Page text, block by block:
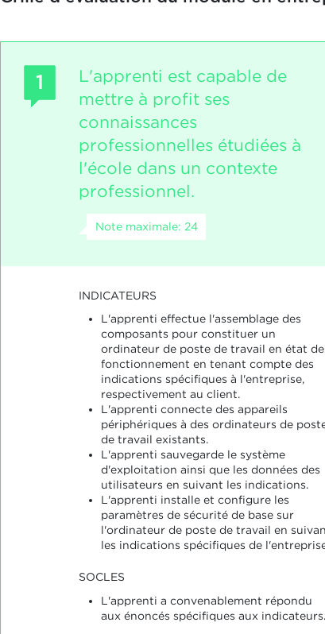
1
L'apprenti est capable de
mettre à profit ses
connaissances
professionnelles étudiées à
l'école dans un contexte
professionnel.
Note maximale: 24
INDICATEURS
L'apprenti effectue l'assemblage des
composants pour constituer un
ordinateur de poste de travail en état de
fonctionnement en tenant compte des
indications spécifiques à l'entreprise,
respectivement au client.
L'apprenti connecte des appareils
périphériques à des ordinateurs de
de travail existants.
L'apprenti sauvegarde le système
d'exploitation ainsi que les données des
utilisateurs en suivant les indications.
L'apprenti installe et configure les
paramètres de sécurité de base sur
l'ordinateur de poste de travail en
les indications spécifiques de
SOCLES
L'apprenti a convenablement répondu
aux énoncés spécifiques aux indicateurs.